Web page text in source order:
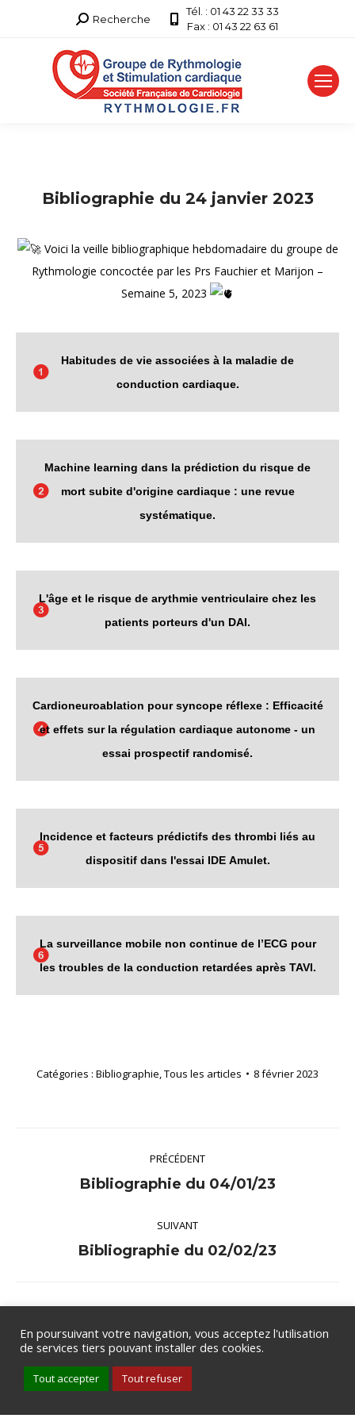
Recherche
Recherche
Tél. : 01 43 22 33 33
Fax : 01 43 22 63 61
Bibliographie du 24 janvier 2023
Voici la veille bibliographique hebdomadaire du groupe de
Rythmologie concoctée par les Prs Fauchier et Marijon –
Semaine 5, 2023
Habitudes de vie associées à la maladie de
conduction cardiaque.
Machine learning dans la prédiction du risque de
mort subite d'origine cardiaque : une revue
systématique.
L'âge et le risque de arythmie ventriculaire chez les
patients porteurs d'un DAI.
Cardioneuroablation pour syncope réflexe : Efficacité
et effets sur la régulation cardiaque autonome - un
essai prospectif randomisé.
Incidence et facteurs prédictifs des thrombi liés au
dispositif dans l'essai IDE Amulet.
La surveillance mobile non continue de l’ECG pour
les troubles de la conduction retardées après TAVI.
Catégories : Bibliographie,Tous les articles 8 février 2023
PRÉCÉDENT
Article
:
Bibliographie du 04/01/23
SUIVANT
Article
Bibliographie du 02/02/23
Groupe de Rythmologie et de Stimulation Cardiaque de la SFC .
Tous droits réservés .Mentions légales
En poursuivant votre navigation, vous acceptez l'utilisation
de services tiers pouvant installer des cookies.
Tout accepter Tout refuser